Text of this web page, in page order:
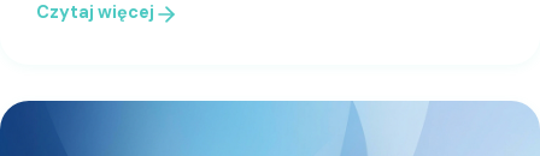
Czytaj więcej